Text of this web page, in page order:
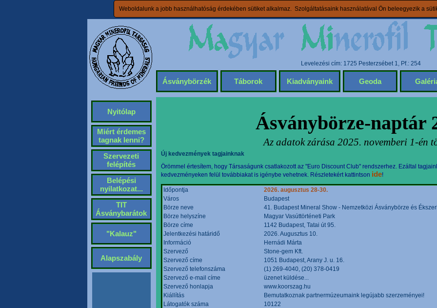
Weboldalunk a jobb használhatóság érdekében sütiket alkalmaz. Szolgáltatásaink használatával Ön beleegyezik a
Levelezési cím: 1725 Pesterzsébet 1, Pf.: 254
Ásványbörzék Táborok Kiadványaink Geoda
Nyitólap
Miért érdemes
tagnak lenni?
Szervezeti
felépítés
Belépési
nyilatkozat...
TIT
Ásványbarátok
"Kalauz"
Alapszabály
Ásványbörze-naptár
Az adatok zárása 2025. novemberi 1-én
Új kedvezmények tagjainknak
Örömmel értesítem, hogy Társaságunk csatlakozott az "Euro Discount Club" rendszerhez. Ezáltal
kedvezményeken felül továbbiakat is igénybe vehetnek. Részletekért kattintson ide!
Időpontja
2026. augusztus 28-30.
Város
Budapest
Börze neve
41. Budapest Mineral Show - Nemzetközi Ásványbörze és
Börze helyszíne
Magyar Vasúttörténeti Park
Börze címe
1142 Budapest, Tatai út 95.
Jelentkezési határidő
2026. Augusztus 10.
Információ
Hernádi Márta
Szervező
Stone-gem Kft.
Szervező címe
1051 Budapest, Arany J. u. 16.
Szervező telefonszáma
(1) 269-4040, (20) 378-0419
Szervező e-mail címe
üzenet küldése...
Szervező honlapja
www.koorszag.hu
Kiállítás
Bemutatkoznak partnermúzeumaink legújabb szerzeményei!
Látogatók száma
10122